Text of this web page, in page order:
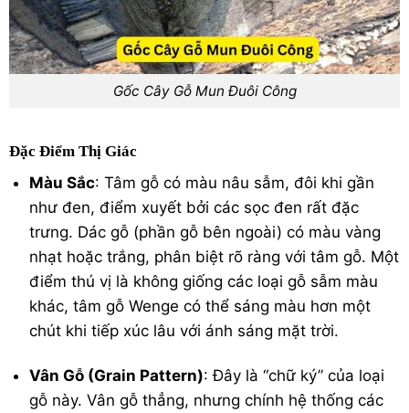
Gốc Cây Gỗ Mun Đuôi Công
Đặc Điểm Thị Giác
Màu Sắc: Tâm gỗ có màu nâu sẫm, đôi khi gần
như đen, điểm xuyết bởi các sọc đen rất đặc
trưng. Dác gỗ (phần gỗ bên ngoài) có màu vàng
nhạt hoặc trắng, phân biệt rõ ràng với tâm gỗ. Một
điểm thú vị là không giống các loại gỗ sẫm màu
khác, tâm gỗ Wenge có thể sáng màu hơn một
chút khi tiếp xúc lâu với ánh sáng mặt trời.
Vân Gỗ (Grain Pattern): Đây là “chữ ký” của loại
gỗ này. Vân gỗ thẳng, nhưng chính hệ thống các